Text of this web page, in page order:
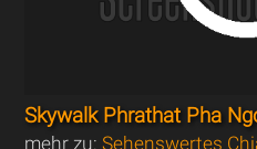
Skywalk Phrathat Pha
mehr zu:Sehenswertes